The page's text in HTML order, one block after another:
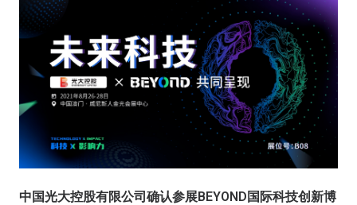
中国光大控股有限公司确认参展BEYOND国际科技创新博